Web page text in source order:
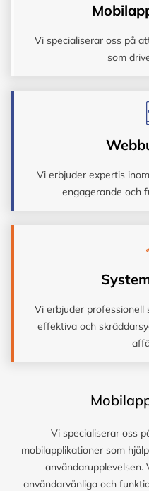
Vi specialiserar oss på
som
Vi erbjuder expertis
engagerande och
Vi erbjuder
effektiva och
Vi specialiserar oss
mobilapplikationer som
användarvänliga och